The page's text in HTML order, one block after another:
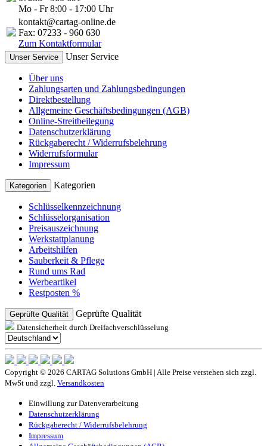
Mo - Fr 8:00 - 17:00 Uhr
kontakt@cartag-online.de
Fax: 07233 - 960 630
Zum Kontaktformular
Unser Service Unser Service
Über uns
Zahlungsarten und Zahlungsbedingungen
Direktbestellung
Allgemeine Geschäftsbedingungen (AGB)
Online-Streitbeilegung
Datenschutzerklärung
Rückgaberecht / Widerrufsbelehrung
Widerrufsformular
Impressum
Kategorien Kategorien
Schlüsselkennzeichnung
Schlüsselorganisation
Preisauszeichnung
Werkstattplanung
Arbeitshilfen
Sauberkeit & Pflege
Rund ums Rad
Werbeartikel
Restposten %
Geprüfte Qualität Geprüfte Qualität
Datensicherheit durch Dreifachverschlüsselung
Copyright © 2026 CARTAG Solutions GmbH | Alle Preise verstehen sich zzgl.
MwSt und zzgl. Versandkosten
Einwillung zur Datenverarbeitung
Datenschutzerklärung
Rückgaberecht / Widerrufsbelehrung
Impressum